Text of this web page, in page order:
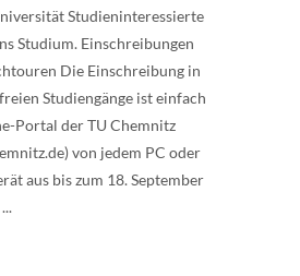
Studieninteressierte
Studium. Einschreibungen
Die Einschreibung in
Studiengänge ist einfach
Portal der TU Chemnitz
von jedem PC oder
aus bis zum 18. September